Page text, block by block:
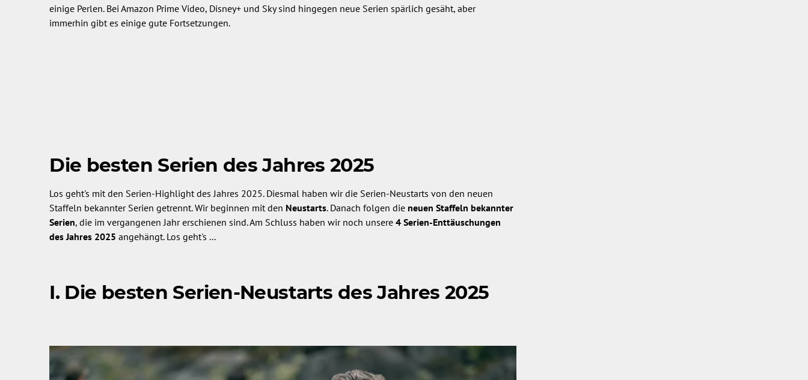
einige Perlen. Bei Amazon Prime Video, Disney+ und Sky sind hingegen neue Serien spärlich gesäht, aber
immerhin gibt es einige gute Fortsetzungen.
Die besten Serien des Jahres 2025
Los geht's mit den Serien-Highlight des Jahres 2025. Diesmal haben wir die Serien-Neustarts von den neuen
Staffeln bekannter Serien getrennt. Wir beginnen mit den Neustarts. Danach folgen die neuen Staffeln bekannter
Serien, die im vergangenen Jahr erschienen sind. Am Schluss haben wir noch unsere4 Serien-Enttäuschungen
des Jahres 2025angehängt. Los geht's ...
I. Die besten Serien-Neustarts des Jahres 2025